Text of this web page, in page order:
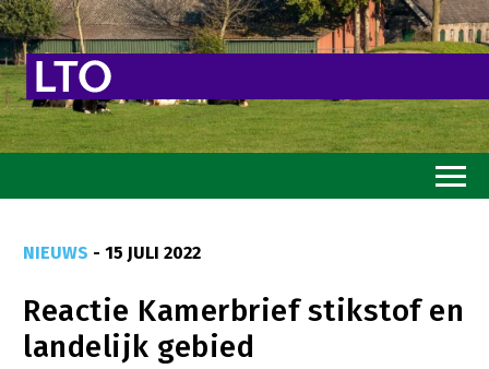
Goed eten
Mooi groen
NIEUWS - 15 JULI 2022
Reactie Kamerbrief stikstof en
landelijk gebied